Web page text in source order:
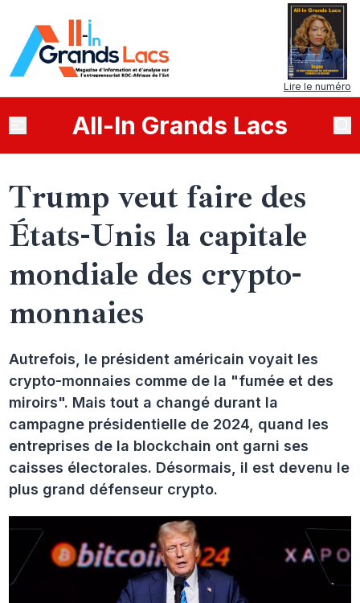
Lire le numéro
All-In Grands Lacs
Trump veut faire des
États-Unis la capitale
mondiale des crypto-
monnaies
Autrefois, le président américain voyait les
crypto-monnaies comme de la "fumée et des
miroirs". Mais tout a changé durant la
campagne présidentielle de 2024, quand les
entreprises de la blockchain ont garni ses
caisses électorales. Désormais, il est devenu le
plus grand défenseur crypto.